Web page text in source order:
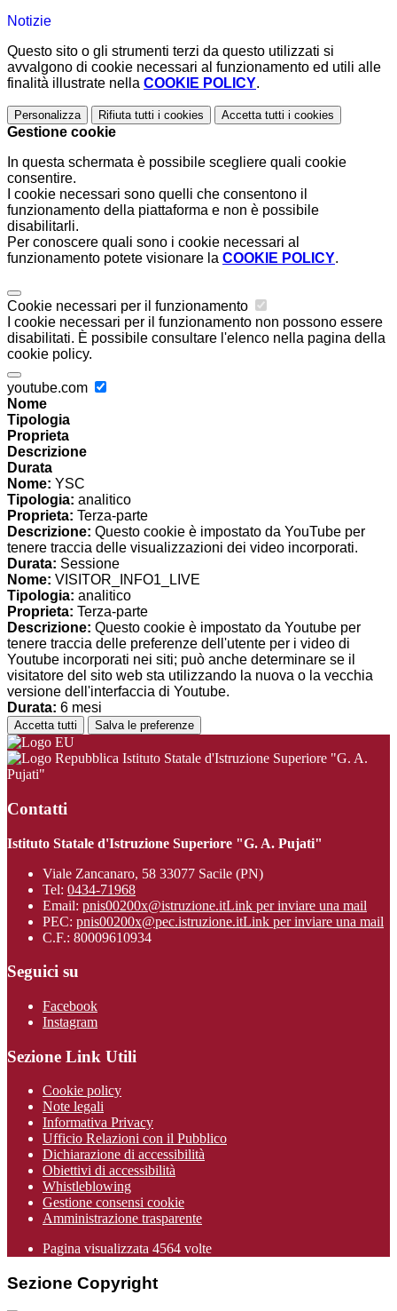
Notizie
Questo sito o gli strumenti terzi da questo utilizzati si
avvalgono di cookie necessari al funzionamento ed utili alle
finalità illustrate nella COOKIE POLICY.
Personalizza Rifiuta tutti i cookies Accetta tutti i cookies
Gestione cookie
In questa schermata è possibile scegliere quali cookie
consentire.
I cookie necessari sono quelli che consentono il
funzionamento della piattaforma e non è possibile
disabilitarli.
Per conoscere quali sono i cookie necessari al
funzionamento potete visionare la COOKIE POLICY.
Cookie necessari per il funzionamento
I cookie necessari per il funzionamento non possono essere
disabilitati. È possibile consultare l'elenco nella pagina della
cookie policy.
youtube.com
Nome
Tipologia
Proprieta
Descrizione
Durata
Nome: YSC
Tipologia: analitico
Proprieta: Terza-parte
Descrizione: Questo cookie è impostato da YouTube per
tenere traccia delle visualizzazioni dei video incorporati.
Durata: Sessione
Nome: VISITOR_INFO1_LIVE
Tipologia: analitico
Proprieta: Terza-parte
Descrizione: Questo cookie è impostato da Youtube per
tenere traccia delle preferenze dell'utente per i video di
Youtube incorporati nei siti; può anche determinare se il
visitatore del sito web sta utilizzando la nuova o la vecchia
versione dell'interfaccia di Youtube.
Durata: 6 mesi
Accetta tutti Salva le preferenze
Istituto Statale d'Istruzione Superiore "G. A.
Pujati"
Contatti
Istituto Statale d'Istruzione Superiore "G. A. Pujati"
Viale Zancanaro, 58 33077 Sacile (PN)
Tel: 0434-71968
Email: pnis00200x@istruzione.itLink per inviare una mail
PEC: pnis00200x@pec.istruzione.itLink per inviare una mail
C.F.: 80009610934
Seguici su
Facebook
Instagram
Sezione Link Utili
Cookie policy
Note legali
Informativa Privacy
Ufficio Relazioni con il Pubblico
Dichiarazione di accessibilità
Obiettivi di accessibilità
Whistleblowing
Gestione consensi cookie
Amministrazione trasparente
Pagina visualizzata 4564 volte
Sezione Copyright